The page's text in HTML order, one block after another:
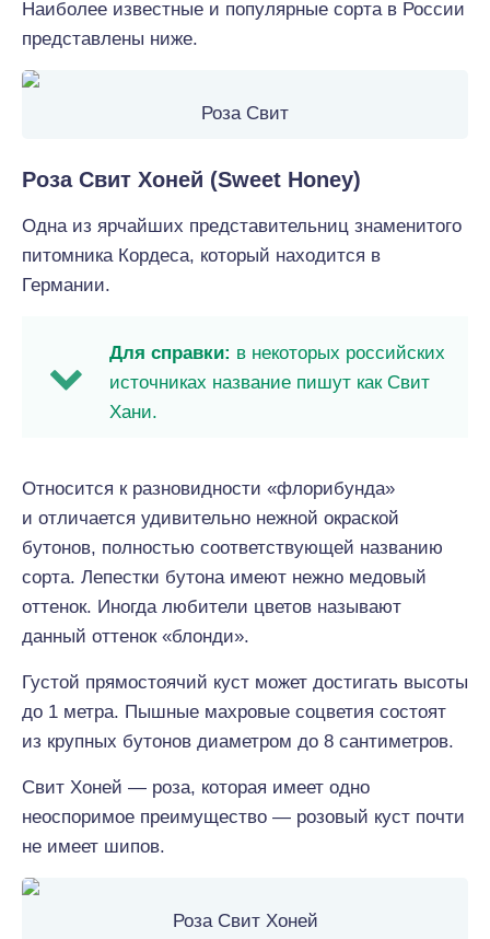
Наиболее известные и популярные сорта в России
представлены ниже.
Роза Свит
Роза Свит Хоней (Sweet Honey)
Одна из ярчайших представительниц знаменитого
питомника Кордеса, который находится в
Германии.
Для справки: в некоторых российских
источниках название пишут как Свит
Хани.
Относится к разновидности «флорибунда»
и отличается удивительно нежной окраской
бутонов, полностью соответствующей названию
сорта. Лепестки бутона имеют нежно медовый
оттенок. Иногда любители цветов называют
данный оттенок «блонди».
Густой прямостоячий куст может достигать высоты
до 1 метра. Пышные махровые соцветия состоят
из крупных бутонов диаметром до 8 сантиметров.
Свит Хоней — роза, которая имеет одно
неоспоримое преимущество — розовый куст почти
не имеет шипов.
Роза Свит Хоней